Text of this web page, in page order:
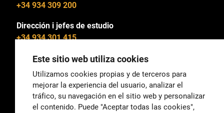
+34 934 309 200
Dirección i jefes de estudio
+34 934 301 415
General
correu@escoladeltreball.org
Este sitio web utiliza cookies
Utilizamos cookies propias y de terceros para
mejorar la experiencia del usuario, analizar el
tráfico, su navegación en el sitio web y personalizar
el contenido. Puede "Aceptar todas las cookies",